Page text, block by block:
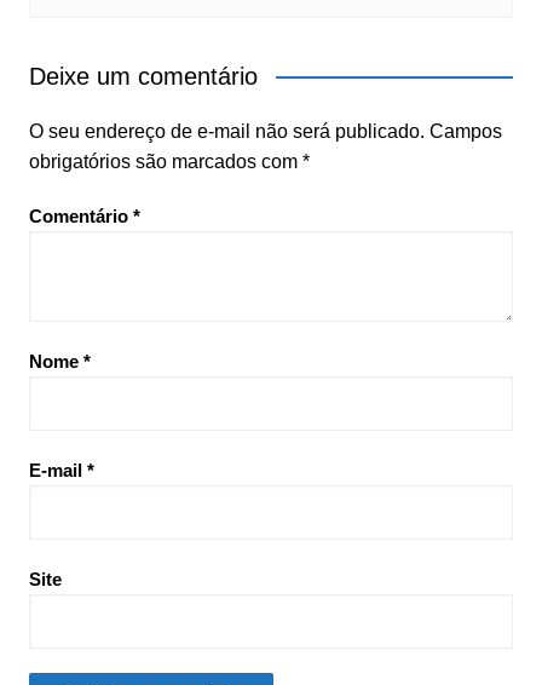
Deixe um comentário
O seu endereço de e-mail não será publicado. Campos
obrigatórios são marcados com *
Comentário *
Nome *
E-mail *
Site